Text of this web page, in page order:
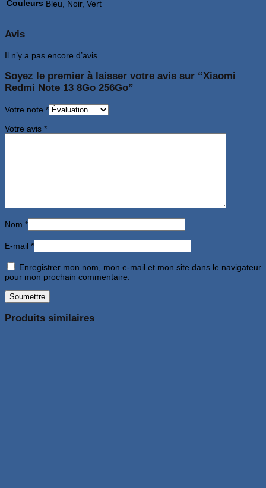
Couleurs Bleu, Noir, Vert
Avis
Il n’y a pas encore d’avis.
Soyez le premier à laisser votre avis sur “Xiaomi
Redmi Note 13 8Go 256Go”
Votre note *
Votre avis *
Nom *
E-mail *
Enregistrer mon nom, mon e-mail et mon site dans le navigateur
pour mon prochain commentaire.
Produits similaires